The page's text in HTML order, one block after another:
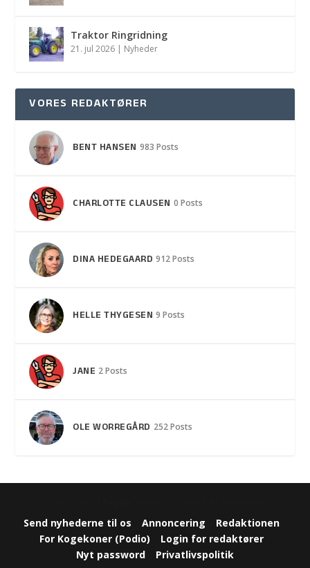
Traktor Ringridning
21. jul 2026 | Nyheder
VORES REDAKTØRER
BENT HANSEN 983 Posts
CHARLOTTE CLAUSEN 0 Posts
DINA HEDEGAARD 912 Posts
HELLE THYGESEN 9 Posts
JANE 2 Posts
OLE WORREGÅRD 252 Posts
Send nyhederne til os Annoncering
Redaktionen
For Kogekoner (Podio)
Login for redaktører
Nyt password
Privatlivspolitik